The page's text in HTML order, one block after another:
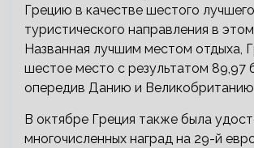
Грецию в качестве шестого лучшего
туристического направления в
Названная лучшим местом отдыха,
шестое место с результатом 89,97
опередив Данию и
В октябре Греция также была
многочисленных наград на 29-й